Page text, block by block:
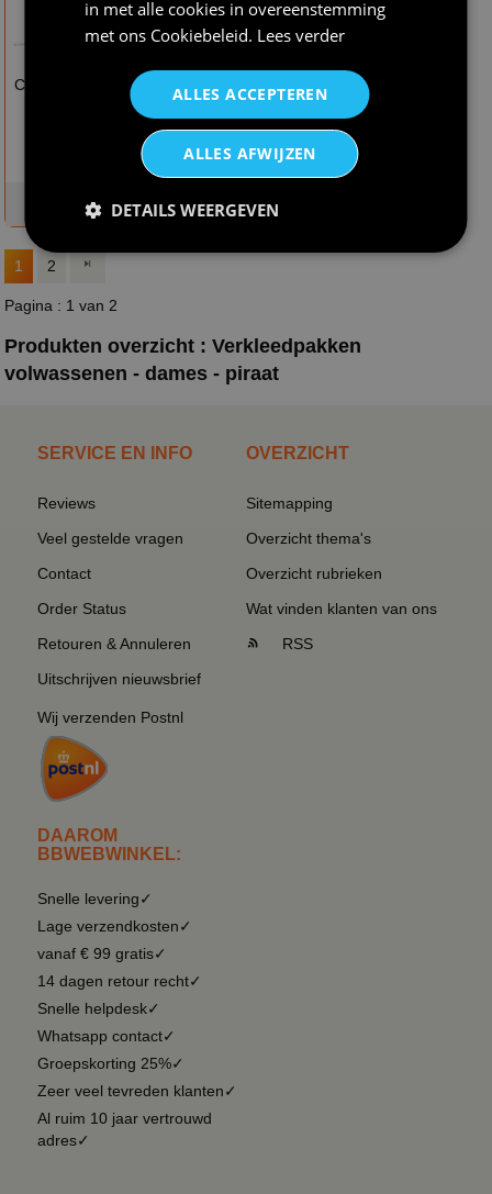
Caraibische piraten
op voorraad
carnavalskleding
piraten jas vrouw
op voorraad
1 2
Pagina : 1 van 2
Produkten overzicht : Verkleedpakken
volwassenen - dames - piraat
SERVICE EN INFO
Reviews
Veel gestelde vragen
Contact
Order Status
Retouren & Annuleren
Uitschrijven nieuwsbrief
Wij verzenden Postnl
DAAROM
BBWEBWINKEL:
Snelle levering✓
Lage verzendkosten✓
vanaf € 99 gratis✓
14 dagen retour recht✓
Snelle helpdesk✓
Whatsapp contact✓
Groepskorting 25%✓
Zeer veel tevreden klanten✓
Al ruim 10 jaar vertrouwd
adres✓
OVERZICHT
Sitemapping
Overzicht thema's
Overzicht rubrieken
Wat vinden klanten van ons
RSS
in met alle cookies in overeenstemming
met ons Cookiebeleid. Lees verder
ALLES ACCEPTEREN
ALLES AFWIJZEN
DETAILS WEERGEVEN